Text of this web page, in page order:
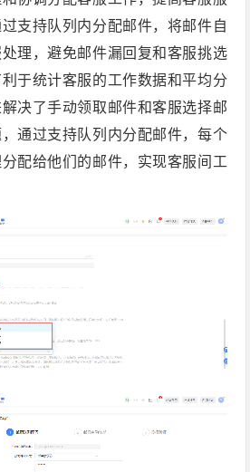
支持队列内分配邮件，将邮件自
理，避免邮件漏回复和客服挑选
于统计客服的工作数据和平均分
决了手动领取邮件和客服选择邮
通过支持队列内分配邮件，每个
配给他们的邮件，实现客服间工